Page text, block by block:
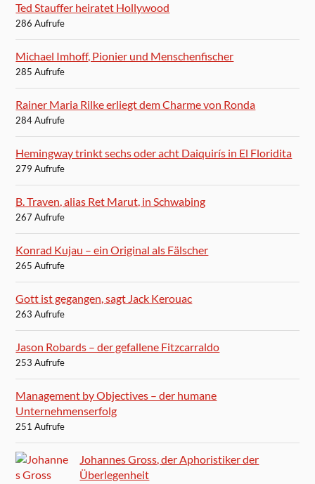
Ted Stauffer heiratet Hollywood
286 Aufrufe
Michael Imhoff, Pionier und Menschenfischer
285 Aufrufe
Rainer Maria Rilke erliegt dem Charme von Ronda
284 Aufrufe
Hemingway trinkt sechs oder acht Daiquirís in El Floridita
279 Aufrufe
B. Traven, alias Ret Marut, in Schwabing
267 Aufrufe
Konrad Kujau – ein Original als Fälscher
265 Aufrufe
Gott ist gegangen, sagt Jack Kerouac
263 Aufrufe
Jason Robards – der gefallene Fitzcarraldo
253 Aufrufe
Management by Objectives – der humane
Unternehmenserfolg
251 Aufrufe
Johannes Gross, der Aphoristiker der
Überlegenheit